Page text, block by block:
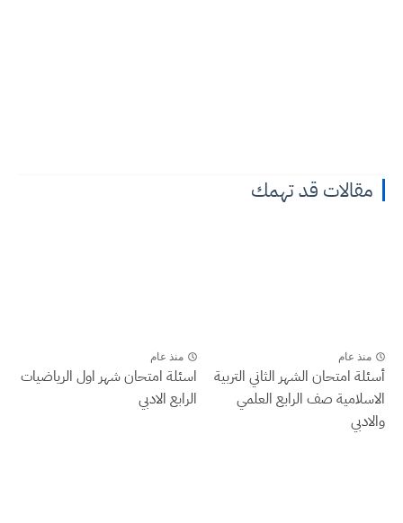
مقالات قد تهمك
منذ عام
أسئلة امتحان الشهر الثاني التربية
الاسلامية صف الرابع العلمي
والادبي
منذ عام
اسئلة امتحان شهر اول الرياضيات
الرابع الادبي